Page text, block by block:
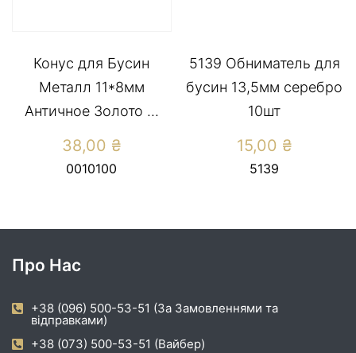
Конус для Бусин
Металл 11*8мм
Античное Золото ...
38,00 ₴
0010100
5139 Обниматель для
бусин 13,5мм серебро
10шт
15,00 ₴
5139
Про Нас
+38 (096) 500-53-51 (За Замовленнями та
відправками)
+38 (073) 500-53-51 (Вайбер)